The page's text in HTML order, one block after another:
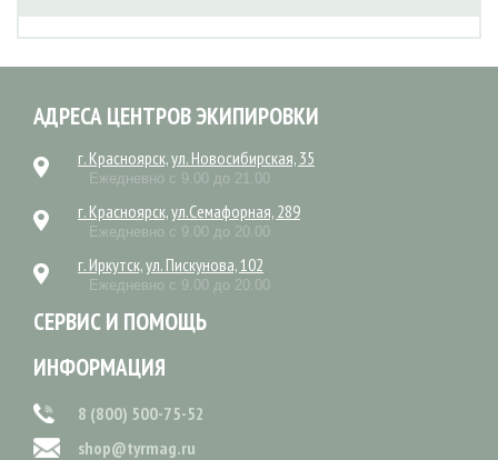
АДРЕСА ЦЕНТРОВ ЭКИПИРОВКИ
г. Красноярск, ул. Новосибирская, 35
Ежедневно с 9.00 до 21.00
г. Красноярск, ул.Семафорная, 289
Ежедневно с 9.00 до 20.00
г. Иркутск, ул. Пискунова, 102
Ежедневно с 9.00 до 20.00
СЕРВИС И ПОМОЩЬ
ИНФОРМАЦИЯ
8 (800) 500-75-52
shop@tyrmag.ru